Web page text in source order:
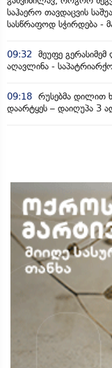
საჰაერო თავდაცვის
სასწრაფოდ სჭირდება -
09:32
მეუფე
აღავლინა -
09:18 რუსებმა დილით
დაარტყეს – დაიღუპა 3